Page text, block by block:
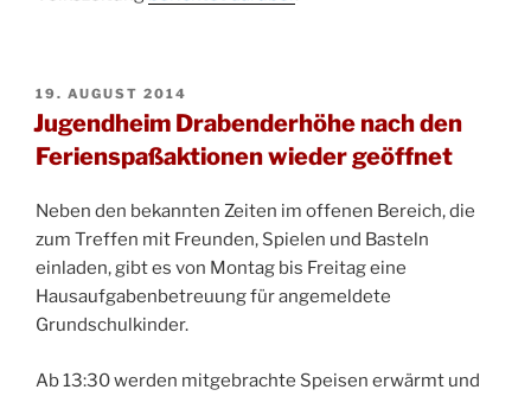
VERÖFFENTLICHT
AM
19. AUGUST 2014
Jugendheim Drabenderhöhe nach den
Ferienspaßaktionen wieder geöffnet
Neben den bekannten Zeiten im offenen Bereich, die
zum Treffen mit Freunden, Spielen und Basteln
einladen, gibt es von Montag bis Freitag eine
Hausaufgabenbetreuung für angemeldete
Grundschulkinder.
Ab 13:30 werden mitgebrachte Speisen erwärmt und